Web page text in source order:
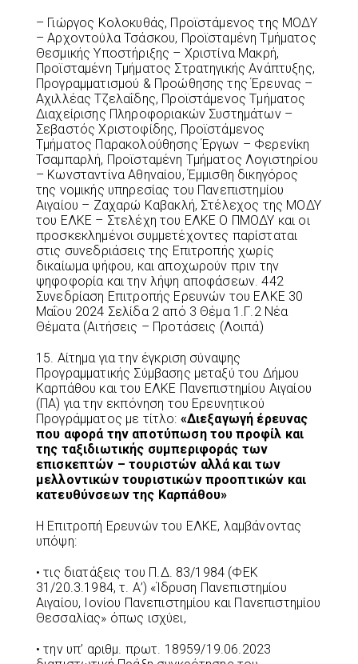
– Γιώργος Κολοκυθάς, Προϊστάμενος της ΜΟΔΥ
– Αρχοντούλα Τσάσκου, Προϊσταμένη Τμήματος
Θεσμικής Υποστήριξης – Χριστίνα Μακρή,
Προϊσταμένη Τμήματος Στρατηγικής Ανάπτυξης,
Προγραμματισμού & Προώθησης της Έρευνας –
Αχιλλέας Τζελαΐδης, Προϊστάμενος Τμήματος
Διαχείρισης Πληροφοριακών Συστημάτων –
Σεβαστός Χριστοφίδης, Προϊστάμενος
Τμήματος Παρακολούθησης Έργων – Φερενίκη
Τσαμπαρλή, Προϊσταμένη Τμήματος Λογιστηρίου
– Κωνσταντίνα Αθηναίου, Έμμισθη δικηγόρος
της νομικής υπηρεσίας του Πανεπιστημίου
Αιγαίου – Ζαχαρώ Καβακλή, Στέλεχος της ΜΟΔΥ
του ΕΛΚΕ – Στελέχη του ΕΛΚΕ Ο ΠΜΟΔΥ και οι
προσκεκλημένοι συμμετέχοντες παρίσταται
στις συνεδριάσεις της Επιτροπής χωρίς
δικαίωμα ψήφου, και αποχωρούν πριν την
ψηφοφορία και την λήψη αποφάσεων. 442
Συνεδρίαση Επιτροπής Ερευνών του ΕΛΚΕ 30
Μαΐου 2024 Σελίδα 2 από 3 Θέμα 1.Γ.2 Νέα
Θέματα (Αιτήσεις – Προτάσεις (Λοιπά)
15. Αίτημα για την έγκριση σύναψης
Προγραμματικής Σύμβασης μεταξύ του Δήμου
Καρπάθου και του ΕΛΚΕ Πανεπιστημίου Αιγαίου
(ΠΑ) για την εκπόνηση του Ερευνητικού
Προγράμματος με τίτλο: «Διεξαγωγή έρευνας
που αφορά την αποτύπωση του προφίλ και
της ταξιδιωτικής συμπεριφοράς των
επισκεπτών – τουριστών αλλά και των
μελλοντικών τουριστικών προοπτικών και
κατευθύνσεων της Καρπάθου»
Η Επιτροπή Ερευνών του ΕΛΚΕ, λαμβάνοντας
υπόψη:
• τις διατάξεις του Π.Δ. 83/1984 (ΦΕΚ
31/20.3.1984, τ. Α’) «Ίδρυση Πανεπιστημίου
Αιγαίου, Ιονίου Πανεπιστημίου και Πανεπιστημίου
Θεσσαλίας» όπως ισχύει,
• την υπ’ αριθμ. πρωτ. 18959/19.06.2023